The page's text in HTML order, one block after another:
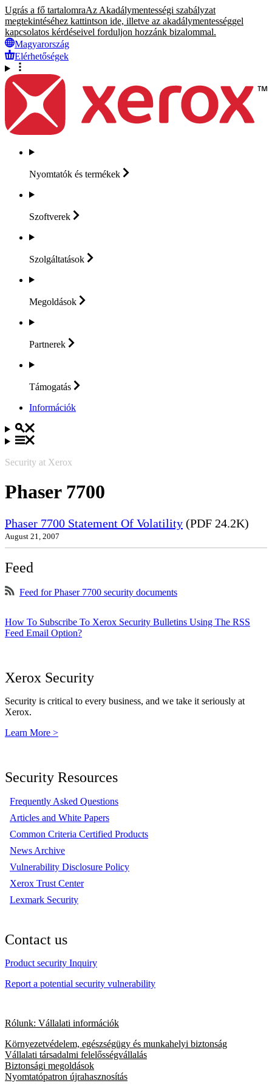
Ugrás a fő tartalomraAz Akadálymentességi szabályzat
megtekintéséhez kattintson ide, illetve az akadálymentességgel
kapcsolatos kérdéseivel forduljon hozzánk bizalommal.
Magyarország
Elérhetőségek
Nyomtatók és termékek
Szoftverek
Szolgáltatások
Megoldások
Partnerek
Támogatás
Információk
Security at Xerox
Phaser 7700
Phaser 7700 Statement Of Volatility (PDF 24.2K)
August 21, 2007
Feed
Feed for Phaser 7700 security documents
How To Subscribe To Xerox Security Bulletins Using The RSS
Feed Email Option?
Xerox Security
Security is critical to every business, and we take it seriously at
Xerox.
Learn More >
Security Resources
Frequently Asked Questions
Articles and White Papers
Common Criteria Certified Products
News Archive
Vulnerability Disclosure Policy
Xerox Trust Center
Lexmark Security
Contact us
Product security Inquiry
Report a potential security vulnerability
Rólunk: Vállalati információk
Környezetvédelem, egészségügy és munkahelyi biztonság
Vállalati társadalmi felelősségvállalás
Biztonsági megoldások
Nyomtatópatron újrahasznosítás